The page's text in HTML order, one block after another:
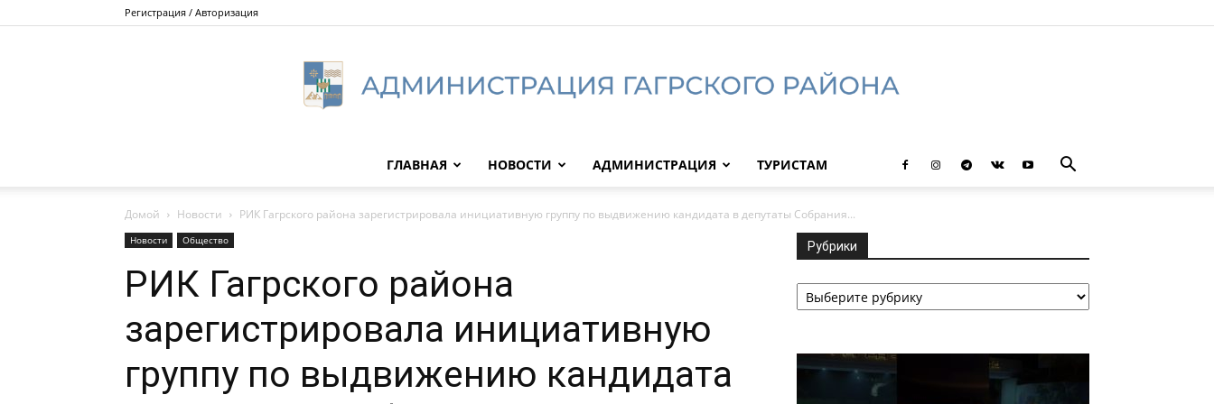
Регистрация / Авторизация
ГЛАВНАЯ НОВОСТИ АДМИНИСТРАЦИЯ ТУРИСТАМ
Домой Новости РИК Гагрского района зарегистрировала инициативную группу по выдвижению кандидата в депутаты Собрания...
Новости Общество
РИК Гагрского района
зарегистрировала инициативную
группу по выдвижению кандидата
Рубрики
Рубрики